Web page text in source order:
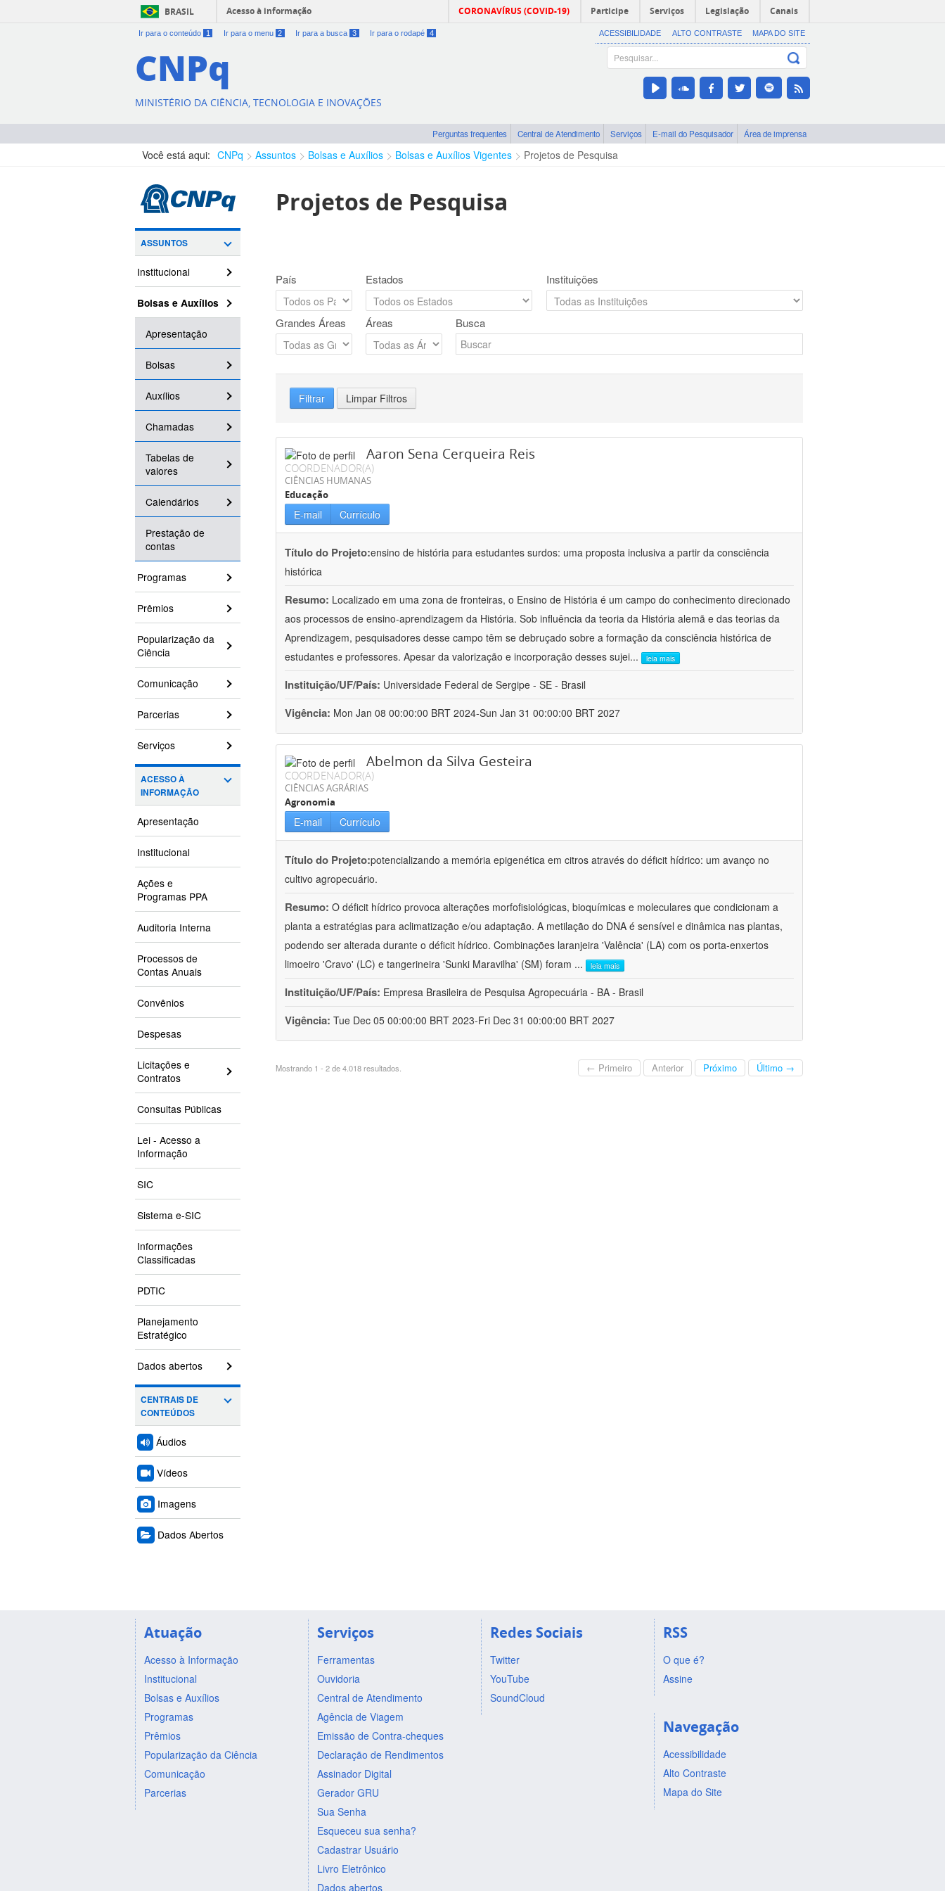
BRASIL Acesso à informação CORONAVÍRUS (COVID-19) Participe Serviços Legislação Canais
Ir para o conteúdo 1 Ir para o menu 2 Ir para a busca 3 Ir para o rodapé 4 ACESSIBILIDADE ALTO CONTRASTE MAPA DO SITE
CNPq
MINISTÉRIO DA CIÊNCIA, TECNOLOGIA E INOVAÇÕES
Perguntas frequentes Central de Atendimento Serviços E-mail do Pesquisador Área de imprensa
Você está aqui: CNPq Assuntos Bolsas e Auxílios Bolsas e Auxílios Vigentes Projetos de Pesquisa
ASSUNTOS
Institucional
Bolsas e Auxílios
Apresentação
Bolsas
Auxílios
Chamadas
Tabelas de
valores
Calendários
Prestação de
contas
Programas
Prêmios
Popularização da
Ciência
Comunicação
Parcerias
Serviços
ACESSO À
INFORMAÇÃO
Apresentação
Institucional
Ações e
Programas PPA
Auditoria Interna
Processos de
Contas Anuais
Convênios
Despesas
Licitações e
Contratos
Consultas Públicas
Lei - Acesso a
Informação
SIC
Sistema e-SIC
Informações
Classificadas
PDTIC
Planejamento
Estratégico
Dados abertos
CENTRAIS DE
CONTEÚDOS
Áudios
Vídeos
Imagens
Dados Abertos
Projetos de Pesquisa
País Estados Instituições
Grandes Áreas Áreas Busca
Filtrar Limpar Filtros
Aaron Sena Cerqueira Reis
COORDENADOR(A)
CIÊNCIAS HUMANAS
Educação
E-mail Currículo
Título do Projeto:ensino de história para estudantes surdos: uma proposta inclusiva a partir da consciência
histórica
Resumo: Localizado em uma zona de fronteiras, o Ensino de História é um campo do conhecimento direcionado
aos processos de ensino-aprendizagem da História. Sob influência da teoria da História alemã e das teorias da
Aprendizagem, pesquisadores desse campo têm se debruçado sobre a formação da consciência histórica de
estudantes e professores. Apesar da valorização e incorporação desses sujei... leia mais
Instituição/UF/País: Universidade Federal de Sergipe - SE - Brasil
Vigência: Mon Jan 08 00:00:00 BRT 2024-Sun Jan 31 00:00:00 BRT 2027
Abelmon da Silva Gesteira
COORDENADOR(A)
CIÊNCIAS AGRÁRIAS
Agronomia
E-mail Currículo
Título do Projeto:potencializando a memória epigenética em citros através do déficit hídrico: um avanço no
cultivo agropecuário.
Resumo: O déficit hídrico provoca alterações morfofisiológicas, bioquímicas e moleculares que condicionam a
planta a estratégias para aclimatização e/ou adaptação. A metilação do DNA é sensível e dinâmica nas plantas,
podendo ser alterada durante o déficit hídrico. Combinações laranjeira 'Valência' (LA) com os porta-enxertos
limoeiro 'Cravo' (LC) e tangerineira 'Sunki Maravilha' (SM) foram ... leia mais
Instituição/UF/País: Empresa Brasileira de Pesquisa Agropecuária - BA - Brasil
Vigência: Tue Dec 05 00:00:00 BRT 2023-Fri Dec 31 00:00:00 BRT 2027
Mostrando 1 - 2 de 4.018 resultados. ← Primeiro Anterior Próximo Último →
Atuação
Acesso à Informação
Institucional
Bolsas e Auxílios
Programas
Prêmios
Popularização da Ciência
Comunicação
Parcerias
Serviços
Ferramentas
Ouvidoria
Central de Atendimento
Agência de Viagem
Emissão de Contra-cheques
Declaração de Rendimentos
Assinador Digital
Gerador GRU
Sua Senha
Esqueceu sua senha?
Cadastrar Usuário
Livro Eletrônico
Dados abertos
Redes Sociais
Twitter
YouTube
SoundCloud
RSS
O que é?
Assine
Navegação
Acessibilidade
Alto Contraste
Mapa do Site